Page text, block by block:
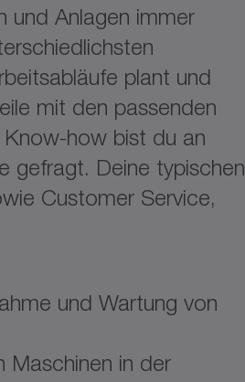
und Anlagen immer
plant und
mit den passenden
how bist du an
gefragt. Deine typischen
Customer Service,
und Wartung von
Maschinen in der